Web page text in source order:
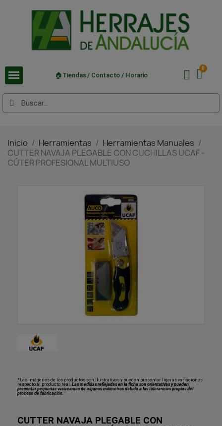
🏠Tiendas / Contacto / Horario
Inicio Herramientas
Herramientas Manuales
CUTTER NAVAJA PLEGABLE CON CUCHILLAS UCAF -
CÚTER PROFESIONAL MULTIUSO
*Las imágenes de los productos son ilustrativas y pueden presentar ligeras variaciones
respecto al producto real. Las medidas reflejadas en la ficha son orientativas y pueden
presentar pequeñas variaciones de algunos milímetros debido a las tolerancias propias del
proceso de fabricación.
CUTTER NAVAJA PLEGABLE CON